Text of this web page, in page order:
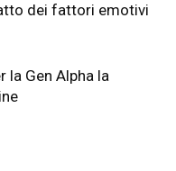
dei fattori emotivi
la Gen Alpha la